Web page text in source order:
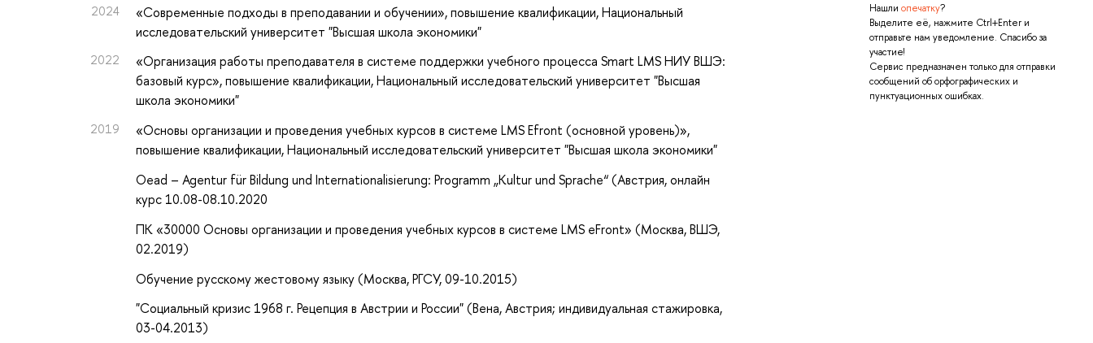
Нашли опечатку?
Выделите её, нажмите Ctrl+Enter и
отправьте нам уведомление. Спасибо за
участие!
Сервис предназначен только для отправки
сообщений об орфографических и
пунктуационных ошибках.
2024 «Современные подходы в преподавании и обучении», повышение квалификации, Национальный
исследовательский университет "Высшая школа экономики"
2022
«Организация работы преподавателя в системе поддержки учебного процесса Smart LMS НИУ ВШЭ:
базовый курс», повышение квалификации, Национальный исследовательский университет "Высшая
школа экономики"
2019 «Основы организации и проведения учебных курсов в системе LMS Efront (основной уровень)»,
повышение квалификации, Национальный исследовательский университет "Высшая школа экономики"
Oead – Agentur für Bildung und Internationalisierung: Programm „Kultur und Sprache“ (Австрия, онлайн
курс 10.08-08.10.2020
ПК «30000 Основы организации и проведения учебных курсов в системе LMS eFront» (Москва, ВШЭ,
02.2019)
Обучение русскому жестовому языку (Москва, РГСУ, 09-10.2015)
"Социальный кризис 1968 г. Рецепция в Австрии и России" (Вена, Австрия; индивидуальная стажировка,
03-04.2013)